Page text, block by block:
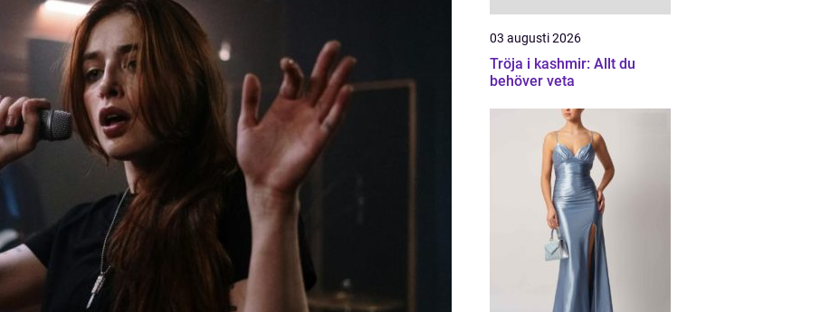
03 augusti 2026
Tröja i kashmir: Allt du
behöver veta